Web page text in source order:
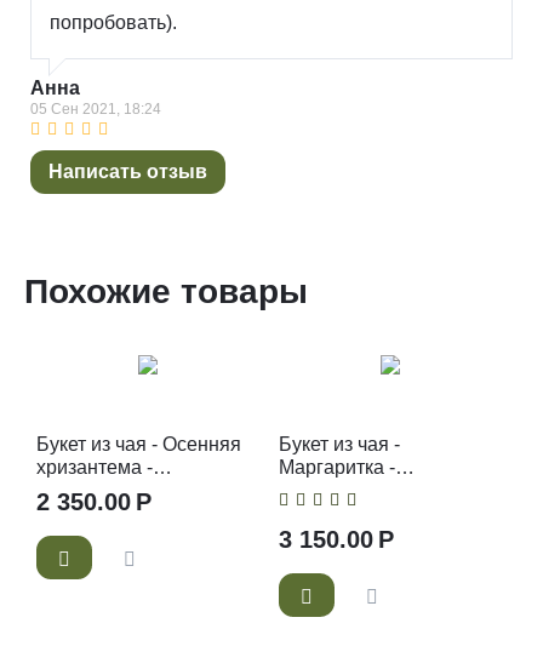
попробовать).
Анна
05 Сен 2021, 18:24
Написать отзыв
Похожие товары
Букет из чая - Осенняя
хризантема -
Подарочный набор
чайный букет
2 350.00 Р
Букет из чая -
Маргаритка -
Подарочный набор
3 150.00 Р